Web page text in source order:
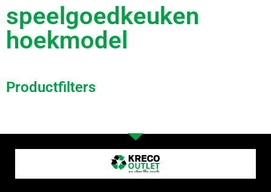
speelgoedkeuken
hoekmodel
Productfilters